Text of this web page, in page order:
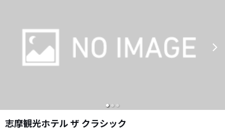
志摩観光ホテル ザ クラシック